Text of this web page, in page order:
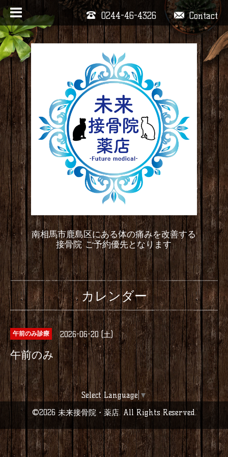
Contact
0244-46-4326
南相馬市鹿島区にある体の痛みを改善する
接骨院 ご予約優先となります
カレンダー
午前のみ診療 2026-06-20 (土)
午前のみ
Select Language ▼
©2026 未来接骨院・薬店. All Rights Reserved.